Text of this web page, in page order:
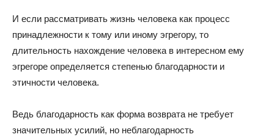
И если рассматривать жизнь человека как процесс
принадлежности к тому или иному эгрегору, то
длительность нахождение человека в интересном ему
эгрегоре определяется степенью благодарности и
этичности человека.
Ведь благодарность как форма возврата не требует
значительных усилий, но неблагодарность